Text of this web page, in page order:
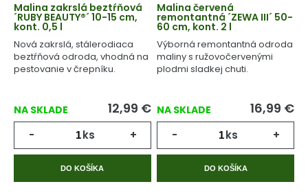
Malina zakrslá beztŕňová
´RUBY BEAUTY®´ 10-15 cm,
kont. 0,5 l
Nová zakrslá, stálerodiaca
beztŕňová odroda, vhodná na
pestovanie v črepníku.
NA SKLADE 12,99 €
- ks +
DO KOŠÍKA
Malina červená
remontantná ´ZEWA III´ 50-
60 cm, kont. 2 l
Výborná remontantná odroda
maliny s ružovočervenými
plodmi sladkej chuti.
NA SKLADE 16,99 €
- ks +
DO KOŠÍKA